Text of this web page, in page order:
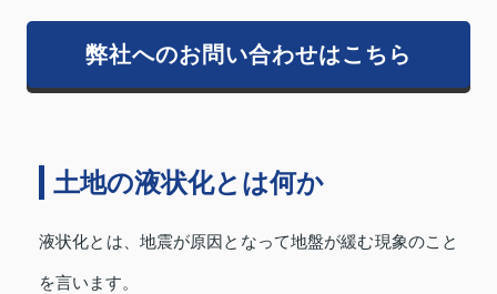
弊社へのお問い合わせはこちら
土地の液状化とは何か
液状化とは、地震が原因となって地盤が緩む現象のこと
を言います。